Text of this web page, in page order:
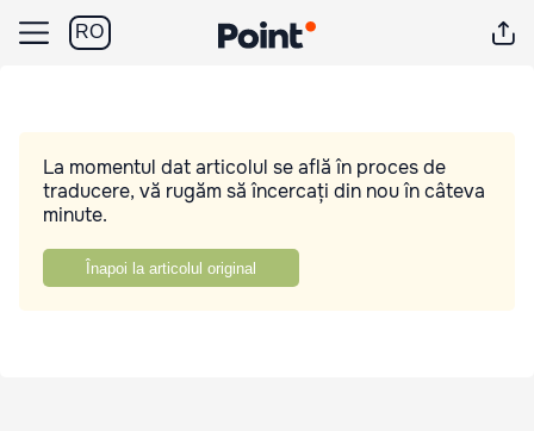
RO
La momentul dat articolul se află în proces de
traducere, vă rugăm să încercați din nou în câteva
minute.
Înapoi la articolul original